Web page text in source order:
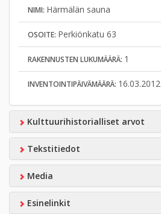
NIMI: Härmälän sauna
OSOITE: Perkiönkatu 63
RAKENNUSTEN LUKUMÄÄRÄ: 1
INVENTOINTIPÄIVÄMÄÄRÄ: 16.03.2012
Kulttuurihistorialliset arvot
Tekstitiedot
Media
Esinelinkit